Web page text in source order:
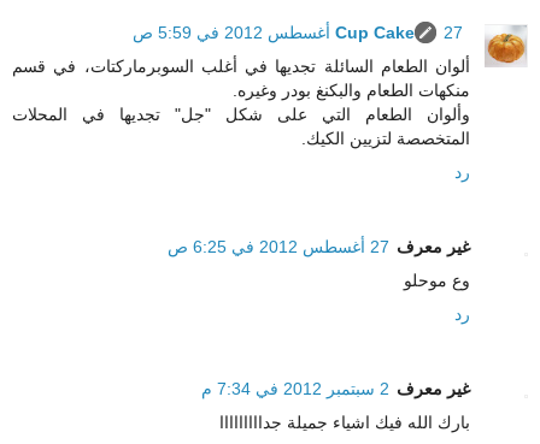
Cup Cake
27 أغسطس 2012 في 5:59 ص
ألوان الطعام السائلة تجديها في أغلب السوبرماركتات، في قسم
منكهات الطعام والبكنغ بودر وغيره.
وألوان الطعام التي على شكل "جل" تجديها في المحلات
المتخصصة لتزيين الكيك.
رد
غير معرف 27 أغسطس 2012 في 6:25 ص
وع موحلو
رد
غير معرف 2 سبتمبر 2012 في 7:34 م
بارك الله فيك اشياء جميلة جدااااااااا